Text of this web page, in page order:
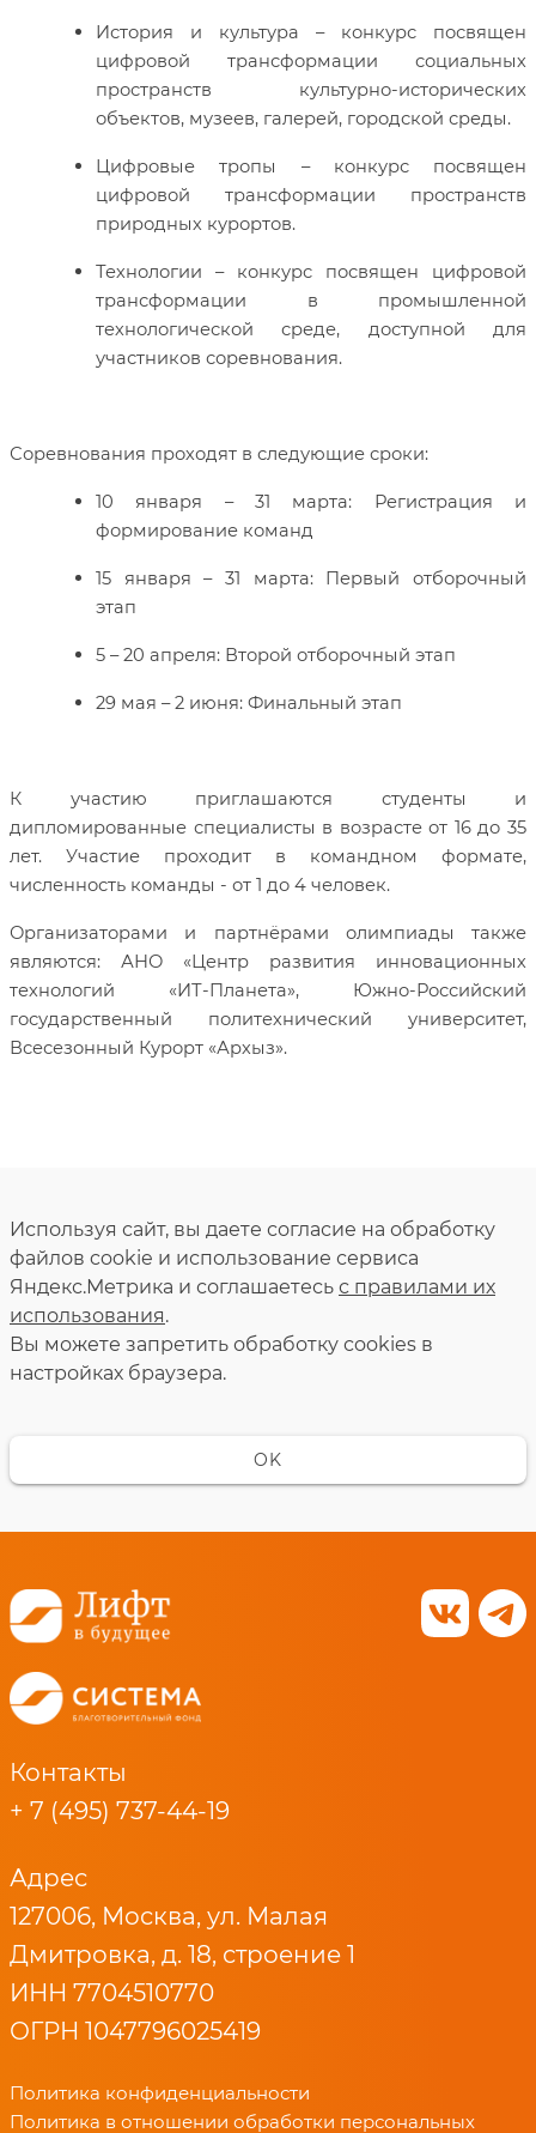
История и культура – конкурс посвящен
цифровой трансформации социальных
пространств культурно-исторических
объектов, музеев, галерей, городской среды.
Цифровые тропы – конкурс посвящен
цифровой трансформации пространств
природных курортов.
Технологии – конкурс посвящен цифровой
трансформации в промышленной
технологической среде, доступной для
участников соревнования.
Соревнования проходят в следующие сроки:
10 января – 31 марта: Регистрация и
формирование команд
15 января – 31 марта: Первый отборочный
этап
5 – 20 апреля: Второй отборочный этап
29 мая – 2 июня: Финальный этап
К участию приглашаются студенты и
дипломированные специалисты в возрасте от 16 до 35
лет. Участие проходит в командном формате,
численность команды - от 1 до 4 человек.
Организаторами и партнёрами олимпиады также
являются: АНО «Центр развития инновационных
технологий «ИТ‑Планета», Южно-Российский
государственный политехнический университет,
Всесезонный Курорт «Архыз».
Используя сайт, вы даете согласие на обработку
файлов cookie и использование сервиса
Яндекс.Метрика и соглашаетесь с правилами их
использования.
Вы можете запретить обработку сookies в
настройках браузера.
OK
Контакты
+ 7 (495) 737-44-19
Адрес
127006, Москва, ул. Малая
Дмитровка, д. 18, строение 1
ИНН 7704510770
ОГРН 1047796025419
Политика конфиденциальности
Политика в отношении обработки персональных